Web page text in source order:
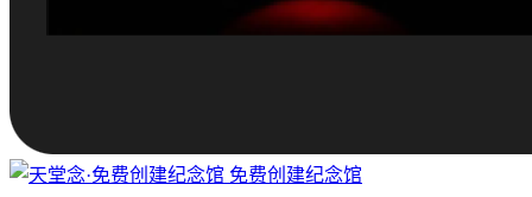
免费创建纪念馆